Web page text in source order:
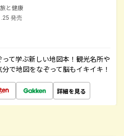
と健康
発売
て学ぶ新しい地図本！観光名所や
で地図をなぞって脳もイキイキ！
詳細を見る